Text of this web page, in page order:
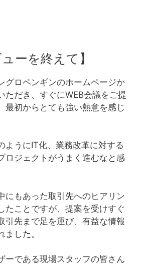
ーを終えて】
グロペンギンのホームページか
ただき、すぐにWEB会議をご提
最初からとても強い熱意を感じ
ようにIT化、業務改革に対する
ロジェクトがうまく進むなと感
にもあった取引先へのヒアリン
たことですが、提案を受けすぐ
引先まで足を運び、有益な情報
ました。
ーである現場スタッフの皆さん